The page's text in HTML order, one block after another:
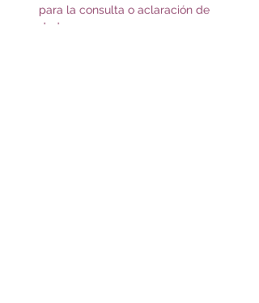
para la consulta o aclaración de
dudas.